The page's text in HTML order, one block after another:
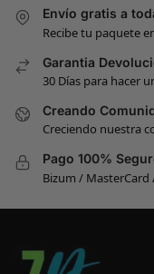
Envío gratis a
Recibe tu paquete
Garantia
30 Días para hacer
Creando
Creciendo nuestra
Pago 100%
Bizum / MasterCard